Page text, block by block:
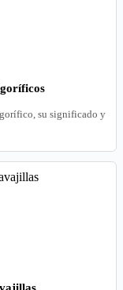
su significado y